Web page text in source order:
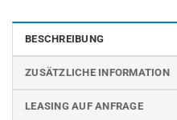
BESCHREIBUNG
ZUSÄTZLICHE INFORMATION
LEASING AUF ANFRAGE